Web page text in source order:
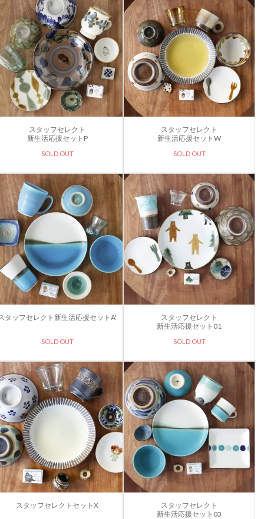
スタッフセレクト
新生活応援セットP
SOLD OUT
スタッフセレクト
新生活応援セットW
SOLD OUT
タッフセレクト新生活応援セットA'
SOLD OUT
スタッフセレクト
新生活応援セット01
SOLD OUT
スタッフセレクトセットX
スタッフセレクト
新生活応援セット03